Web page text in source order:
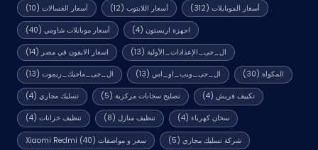
أسعار الغسالات(10) أسعار اللابتوب (12) أسعار الموبايلات (312)
أسعار موبايلات شاومي(40) اجهزة اريستون (4)
اسعار الايفون في مصر (14) ال_جى_الإعدادات_الأولية (13)
ال_جى_ماجيك_ريموت(13) ال_جى_ويب_او_اس (13) المكواة (30)
تسليك مجاري(4) تصليح سخانات مركزية (5) تكييف فريش (4)
تنظيف خزانات(4) تنظيف منازل (8) سخان كهرباء (4)
سعر و مواصفات Xiaomi Redmi (40) شركة تسليك مجاري (5)